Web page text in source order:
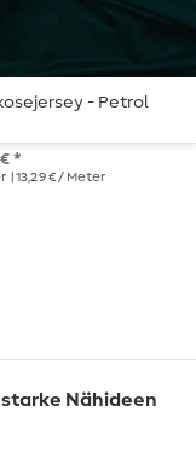
- Petrol
*
| 13,29 € / Meter
starke Nähideen